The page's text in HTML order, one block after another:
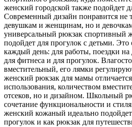
женский городской также подойдет
Современный дизайн понравится не
девушкам и женщинам, но и
универсальный рюкзак спортивный
подойдет для прогулок с детьми.
каждый день: для работы, поездки
для фитнеса и для прогулок.
вместительный, его лямки
женский рюкзак для мамы
использования, количеством
отсеков, но и дизайном. Школьный
сочетание функциональности и
женский кожаный идеально
прогулок и как рюкзак для